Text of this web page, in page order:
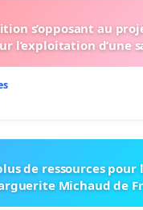
s’opposant au
l’exploitation d’une
de ressources
Michaud de